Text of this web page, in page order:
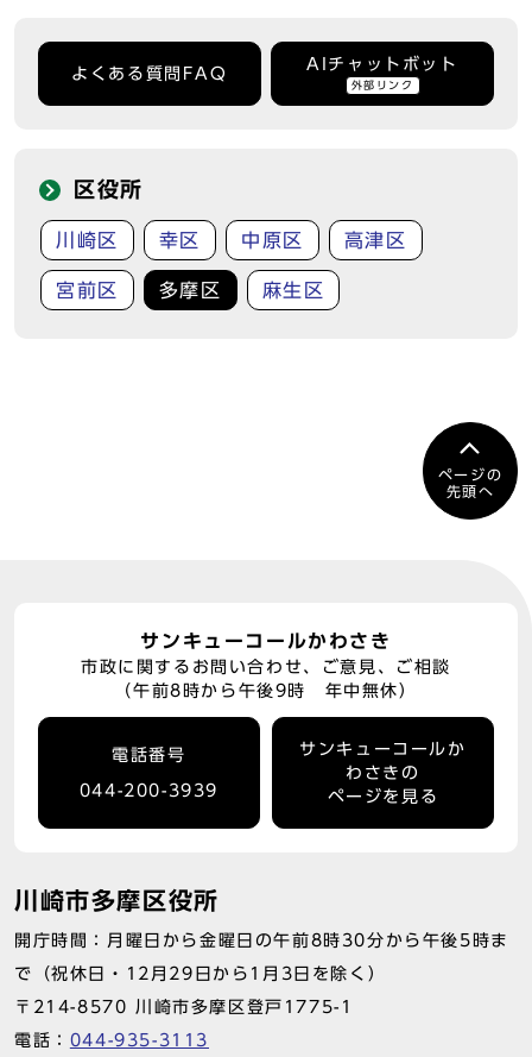
よくある質問FAQ
AIチャットボット
外部リンク
区役所
川崎区 幸区 中原区 高津区
宮前区 多摩区 麻生区
ページの
先頭へ
サンキューコールかわさき
市政に関するお問い合わせ、ご意見、ご相談
（午前8時から午後9時 年中無休）
電話番号
044-200-3939
サンキューコールか
わさきの
ページを見る
川崎市多摩区役所
開庁時間：月曜日から金曜日の午前8時30分から午後5時ま
で（祝休日・12月29日から1月3日を除く）
〒214-8570 川崎市多摩区登戸1775-1
電話： 044-935-3113